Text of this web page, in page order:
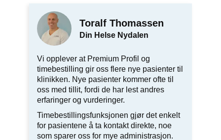
Toralf Thomassen
Din Helse Nydalen
Vi opplever at Premium Profil og
timebestilling gir oss flere nye pasienter til
klinikken. Nye pasienter kommer ofte til
oss med tillit, fordi de har lest andres
erfaringer og vurderinger.
Timebestillingsfunksjonen gjør det enkelt
for pasientene å ta kontakt direkte, noe
som sparer oss for mye administrasjon.